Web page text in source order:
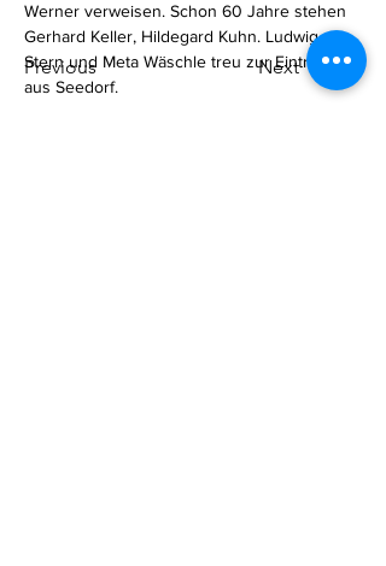
Previous Next
Werner verweisen. Schon 60 Jahre stehen
Gerhard Keller, Hildegard Kuhn. Ludwig
Stern und Meta Wäschle treu zur Eintracht
aus Seedorf.